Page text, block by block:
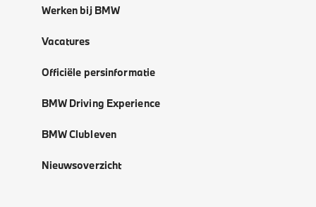
Werken bij BMW
Vacatures
Officiële persinformatie
BMW Driving Experience
BMW Clubleven
Nieuwsoverzicht